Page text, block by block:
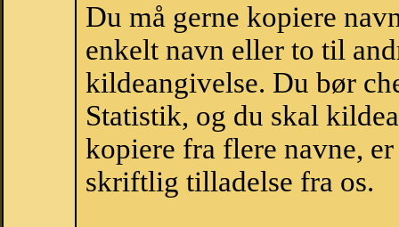
Du må gerne kopiere
enkelt navn eller to til
kildeangivelse. Du bør
Statistik, og du skal
kopiere fra flere navne,
skriftlig tilladelse fra os.